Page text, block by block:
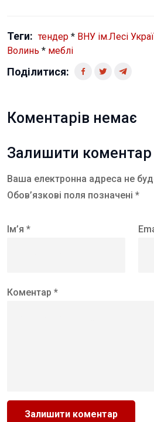
Теги: тендер * ВНУ ім.Лесі
Волинь * меблі
Поділитися:
Коментарів немає
Залишити коментар
Ваша електронна адреса не
Обов’язкові поля позначені *
Ім’я *
Коментар *